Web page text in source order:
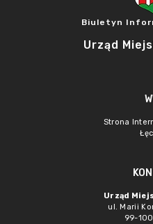
Biuletyn
Urząd
Strona
Urząd
ul. Marii
99-